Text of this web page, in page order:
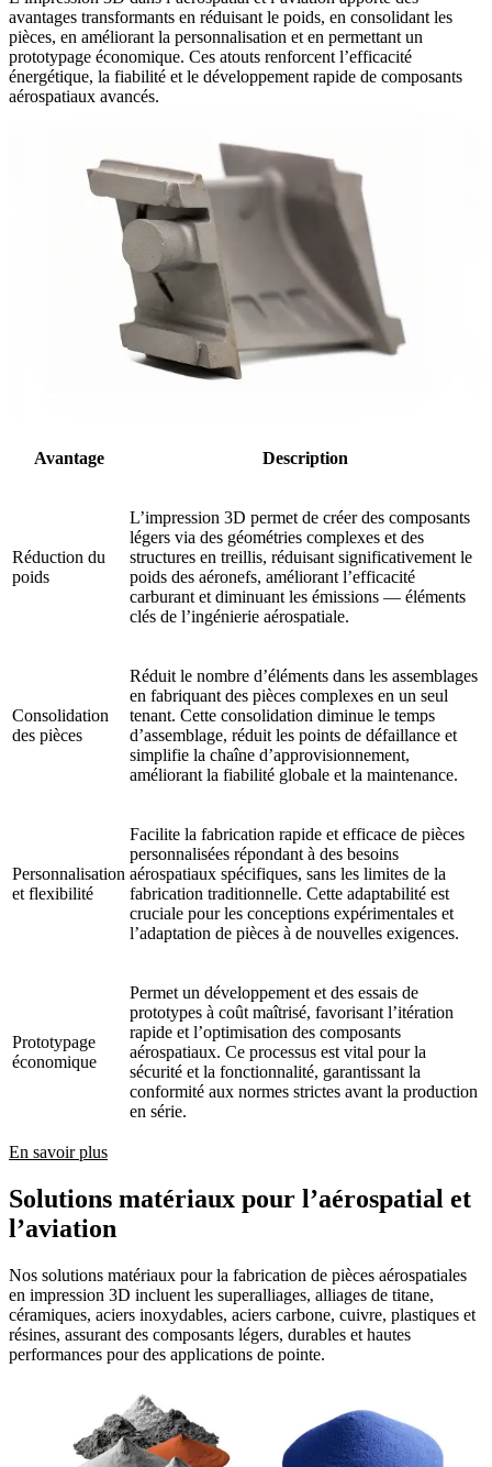
avantages transformants en réduisant le poids, en consolidant les
pièces, en améliorant la personnalisation et en permettant un
prototypage économique. Ces atouts renforcent l’efficacité
énergétique, la fiabilité et le développement rapide de composants
aérospatiaux avancés.
Avantage Description
Réduction du
poids
L’impression 3D permet de créer des composants
légers via des géométries complexes et des
structures en treillis, réduisant significativement le
poids des aéronefs, améliorant l’efficacité
carburant et diminuant les émissions — éléments
clés de l’ingénierie aérospatiale.
Consolidation
des pièces
Réduit le nombre d’éléments dans les assemblages
en fabriquant des pièces complexes en un seul
tenant. Cette consolidation diminue le temps
d’assemblage, réduit les points de défaillance et
simplifie la chaîne d’approvisionnement,
améliorant la fiabilité globale et la maintenance.
Personnalisation
et flexibilité
Facilite la fabrication rapide et efficace de pièces
personnalisées répondant à des besoins
aérospatiaux spécifiques, sans les limites de la
fabrication traditionnelle. Cette adaptabilité est
cruciale pour les conceptions expérimentales et
l’adaptation de pièces à de nouvelles exigences.
Prototypage
économique
Permet un développement et des essais de
prototypes à coût maîtrisé, favorisant l’itération
rapide et l’optimisation des composants
aérospatiaux. Ce processus est vital pour la
sécurité et la fonctionnalité, garantissant la
conformité aux normes strictes avant la production
en série.
En savoir plus
Solutions matériaux pour l’aérospatial et
l’aviation
Nos solutions matériaux pour la fabrication de pièces aérospatiales
en impression 3D incluent les superalliages, alliages de titane,
céramiques, aciers inoxydables, aciers carbone, cuivre, plastiques et
résines, assurant des composants légers, durables et hautes
performances pour des applications de pointe.